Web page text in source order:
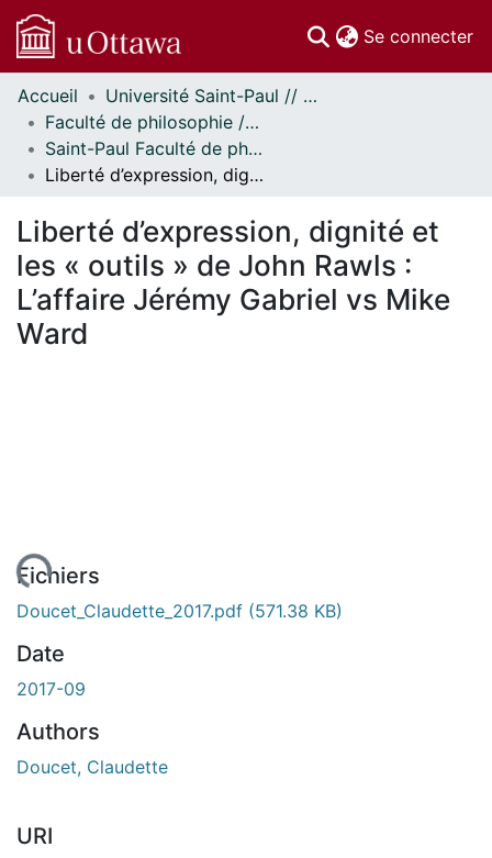
Se connecter
Communautés
et collections
Parcourir
Statistiques
À propos
Accueil
Université Saint-Paul // Saint Paul University
Faculté de philosophie // Faculty of Philosophy
Saint-Paul Faculté de philosophie - Mémoires // Saint Paul Faculty of Philosophy - Research Papers
Liberté d’expression, dignité et les « outils » de John Rawls : L’affaire Jérémy Gabriel vs Mike Ward
Liberté d’expression, dignité et
les « outils » de John Rawls :
L’affaire Jérémy Gabriel vs Mike
Ward
Fichiers
Doucet_Claudette_2017.pdf (571.38 KB)
Date
2017-09
Authors
Doucet, Claudette
URI